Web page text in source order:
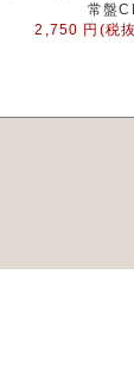
常盤
2,750 円(税